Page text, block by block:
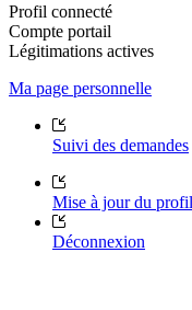
Profil connecté
Compte portail
Légitimations actives
Ma page personnelle
Suivi des demandes
Mise à jour du profil
Déconnexion